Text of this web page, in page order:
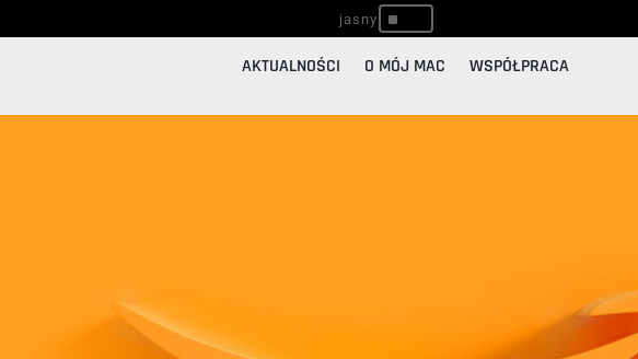
^
AKTUALNOŚCI O MÓJ MAC WSPÓŁPRACA